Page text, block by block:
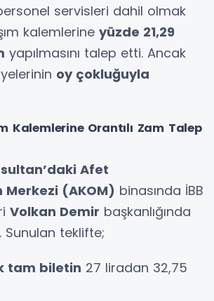
servisleri dahil olmak
kalemlerine yüzde 21,29
yapılmasını talep etti. Ancak
oy çokluğuyla
Kalemlerine Orantılı Zam Talep
Afet
(AKOM) binasında İBB
Volkan Demir başkanlığında
Sunulan teklifte;
tam biletin 27 liradan 32,75